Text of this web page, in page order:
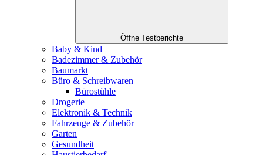
Öffne Testberichte
Baby & Kind
Badezimmer & Zubehör
Baumarkt
Büro & Schreibwaren
Bürostühle
Drogerie
Elektronik & Technik
Fahrzeuge & Zubehör
Garten
Gesundheit